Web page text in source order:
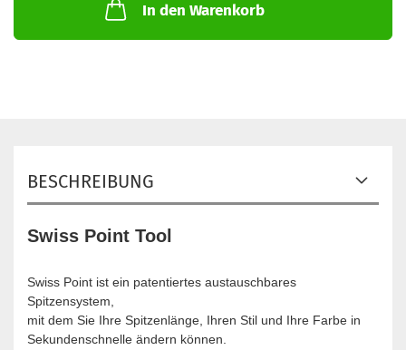
In den Warenkorb
BESCHREIBUNG
Swiss Point Tool
Swiss Point ist ein patentiertes austauschbares
Spitzensystem,
mit dem Sie Ihre Spitzenlänge, Ihren Stil und Ihre Farbe in
Sekundenschnelle ändern können.